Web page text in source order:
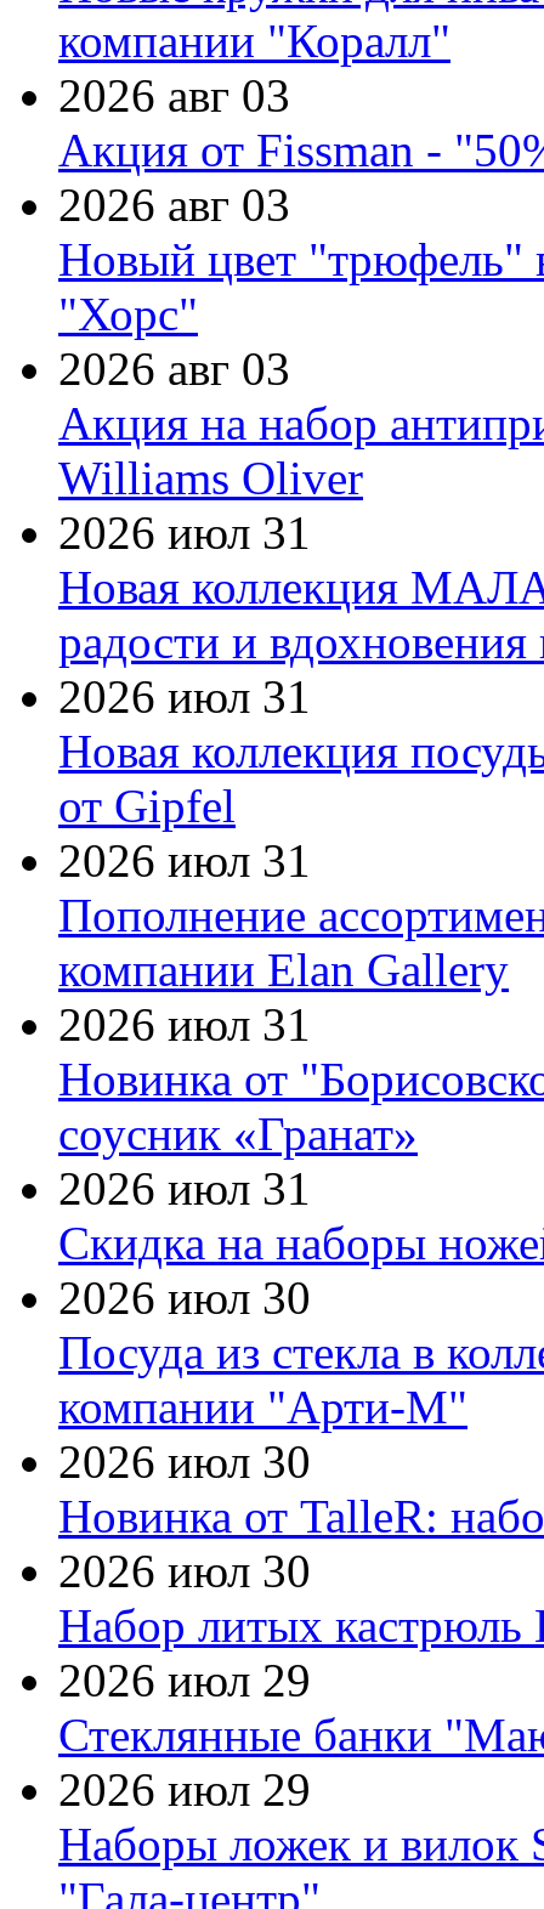
компании "Коралл"
2026 авг 03
Акция от Fissman -
2026 авг 03
Новый цвет "трюфель"
"Хорс"
2026 авг 03
Акция на набор
Williams Oliver
2026 июл 31
Новая коллекция
радости и
2026 июл 31
Новая коллекция
от Gipfel
2026 июл 31
Пополнение
компании Elan Gallery
2026 июл 31
Новинка от
соусник «Гранат»
2026 июл 31
Скидка на наборы
2026 июл 30
Посуда из стекла в
компании "Арти-М"
2026 июл 30
Новинка от TalleR:
2026 июл 30
Набор литых кастрюль
2026 июл 29
Стеклянные банки
2026 июл 29
Наборы ложек и вилок
"Гала-центр"